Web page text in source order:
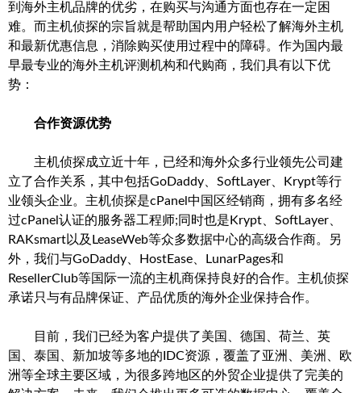
到海外主机品牌的优劣，在购买与沟通方面也存在一定困
难。而主机侦探的宗旨就是帮助国内用户轻松了解海外主机
和最新优惠信息，消除购买使用过程中的障碍。作为国内最
早最专业的海外主机评测机构和代购商，我们具有以下优
势：
合作资源优势
主机侦探成立近十年，已经和海外众多行业领先公司建
立了合作关系，其中包括GoDaddy、SoftLayer、Krypt等行
业领头企业。主机侦探是cPanel中国区经销商，拥有多名经
过cPanel认证的服务器工程师;同时也是Krypt、SoftLayer、
RAKsmart以及LeaseWeb等众多数据中心的高级合作商。另
外，我们与GoDaddy、HostEase、LunarPages和
ResellerClub等国际一流的主机商保持良好的合作。主机侦探
承诺只与有品牌保证、产品优质的海外企业保持合作。
目前，我们已经为客户提供了美国、德国、荷兰、英
国、泰国、新加坡等多地的IDC资源，覆盖了亚洲、美洲、欧
洲等全球主要区域，为很多跨地区的外贸企业提供了完美的